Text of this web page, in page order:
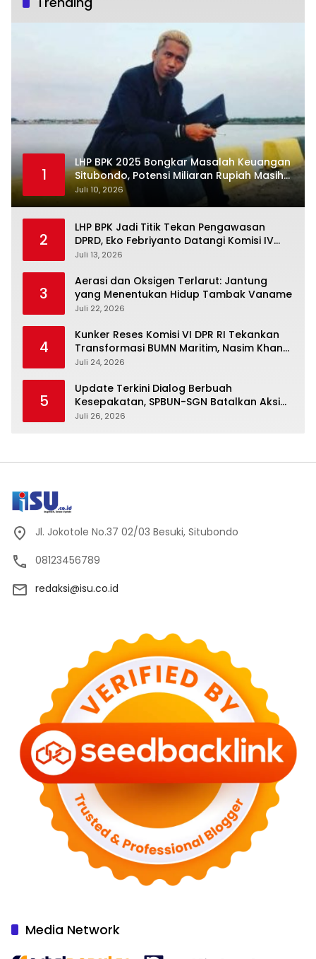
1
LHP BPK 2025 Bongkar Masalah Keuangan
Situbondo, Potensi Miliaran Rupiah Masih
Belum Terkelola
Juli 10, 2026
2
LHP BPK Jadi Titik Tekan Pengawasan
DPRD, Eko Febriyanto Datangi Komisi IV
dan Ajak Dewan Kembali Berpijak pada
Juli 13, 2026
3
Aerasi dan Oksigen Terlarut: Jantung
yang Menentukan Hidup Tambak Vaname
Juli 22, 2026
4
Kunker Reses Komisi VI DPR RI Tekankan
Transformasi BUMN Maritim, Nasim Khan
Kawal Penguatan Sektor Laut
Juli 24, 2026
5
Update Terkini Dialog Berbuah
Kesepakatan, SPBUN-SGN Batalkan Aksi
Nasional Setelah Holding Penuhi Sejumlah
Juli 26, 2026
Jl. Jokotole No.37 02/03 Besuki, Situbondo
08123456789
redaksi@isu.co.id
Media Network